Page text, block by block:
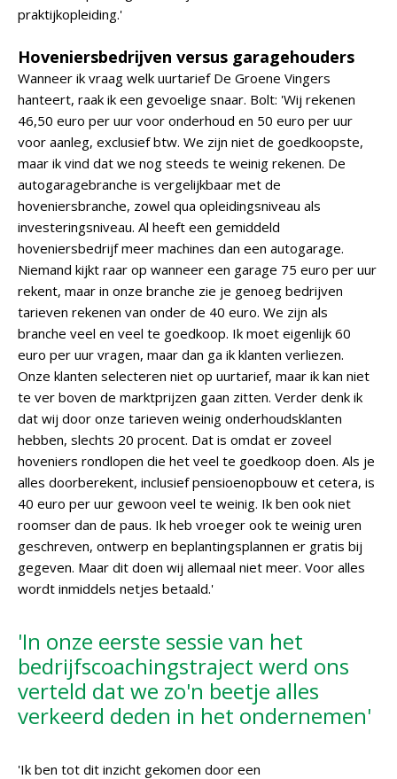
praktijkopleiding.'
Hoveniersbedrijven versus garagehouders
Wanneer ik vraag welk uurtarief De Groene Vingers
hanteert, raak ik een gevoelige snaar. Bolt: 'Wij rekenen
46,50 euro per uur voor onderhoud en 50 euro per uur
voor aanleg, exclusief btw. We zijn niet de goedkoopste,
maar ik vind dat we nog steeds te weinig rekenen. De
autogaragebranche is vergelijkbaar met de
hoveniersbranche, zowel qua opleidingsniveau als
investeringsniveau. Al heeft een gemiddeld
hoveniersbedrijf meer machines dan een autogarage.
Niemand kijkt raar op wanneer een garage 75 euro per uur
rekent, maar in onze branche zie je genoeg bedrijven
tarieven rekenen van onder de 40 euro. We zijn als
branche veel en veel te goedkoop. Ik moet eigenlijk 60
euro per uur vragen, maar dan ga ik klanten verliezen.
Onze klanten selecteren niet op uurtarief, maar ik kan niet
te ver boven de marktprijzen gaan zitten. Verder denk ik
dat wij door onze tarieven weinig onderhoudsklanten
hebben, slechts 20 procent. Dat is omdat er zoveel
hoveniers rondlopen die het veel te goedkoop doen. Als je
alles doorberekent, inclusief pensioenopbouw et cetera, is
40 euro per uur gewoon veel te weinig. Ik ben ook niet
roomser dan de paus. Ik heb vroeger ook te weinig uren
geschreven, ontwerp en beplantingsplannen er gratis bij
gegeven. Maar dit doen wij allemaal niet meer. Voor alles
wordt inmiddels netjes betaald.'
'In onze eerste sessie van het
bedrijfscoachingstraject werd ons
verteld dat we zo'n beetje alles
verkeerd deden in het ondernemen'
'Ik ben tot dit inzicht gekomen door een